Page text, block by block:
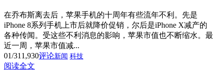
在乔布斯离去后，苹果手机的十周年有些流年不利。先是
iPhone 8系列手机上市后就降价促销，尔后是iPhone X减产的
各种传闻。受这些不利消息的影响，苹果市值也不断缩水。最
近一周，苹果市值减...
01/31 1,930评论新闻 科技
阅读全文